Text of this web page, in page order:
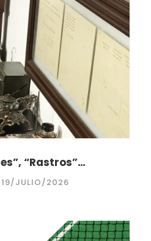
“Rastros”…
19/JULIO/2026